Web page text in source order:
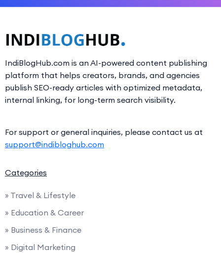
IndiBlogHub.com is an AI-powered content publishing
platform that helps creators, brands, and agencies
publish SEO-ready articles with optimized metadata,
internal linking, for long-term search visibility.
For support or general inquiries, please contact us at
support@indibloghub.com
Categories
» Travel & Lifestyle
» Education & Career
» Business & Finance
» Digital Marketing